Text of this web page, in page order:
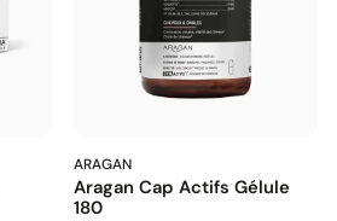
ARAGAN
Aragan Cap Actifs Gélule
180